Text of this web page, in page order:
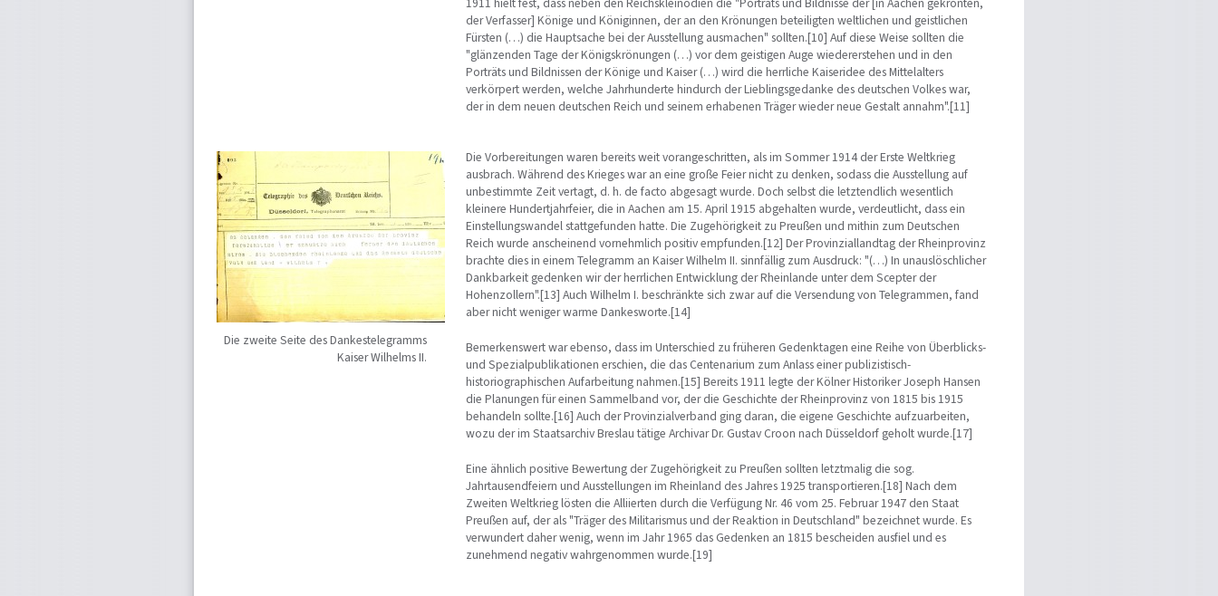
der Verfasser] Könige und Königinnen, der an den Krönungen beteiligten weltlichen und geistlichen
Fürsten (…) die Hauptsache bei der Ausstellung ausmachen" sollten.[10] Auf diese Weise sollten die
"glänzenden Tage der Königskrönungen (…) vor dem geistigen Auge wiedererstehen und in den
Porträts und Bildnissen der Könige und Kaiser (…) wird die herrliche Kaiseridee des Mittelalters
verkörpert werden, welche Jahrhunderte hindurch der Lieblingsgedanke des deutschen Volkes war,
der in dem neuen deutschen Reich und seinem erhabenen Träger wieder neue Gestalt annahm".[11]
Die zweite Seite des Dankestelegramms
Kaiser Wilhelms II.
Die Vorbereitungen waren bereits weit vorangeschritten, als im Sommer 1914 der Erste Weltkrieg
ausbrach. Während des Krieges war an eine große Feier nicht zu denken, sodass die Ausstellung auf
unbestimmte Zeit vertagt, d. h. de facto abgesagt wurde. Doch selbst die letztendlich wesentlich
kleinere Hundertjahrfeier, die in Aachen am 15. April 1915 abgehalten wurde, verdeutlicht, dass ein
Einstellungswandel stattgefunden hatte. Die Zugehörigkeit zu Preußen und mithin zum Deutschen
Reich wurde anscheinend vornehmlich positiv empfunden.[12] Der Provinziallandtag der Rheinprovinz
brachte dies in einem Telegramm an Kaiser Wilhelm II. sinnfällig zum Ausdruck: "(…) In unauslöschlicher
Dankbarkeit gedenken wir der herrlichen Entwicklung der Rheinlande unter dem Scepter der
Hohenzollern".[13] Auch Wilhelm I. beschränkte sich zwar auf die Versendung von Telegrammen, fand
aber nicht weniger warme Dankesworte.[14]
Bemerkenswert war ebenso, dass im Unterschied zu früheren Gedenktagen eine Reihe von Überblicks-
und Spezialpublikationen erschien, die das Centenarium zum Anlass einer publizistisch-
historiographischen Aufarbeitung nahmen.[15] Bereits 1911 legte der Kölner Historiker Joseph Hansen
die Planungen für einen Sammelband vor, der die Geschichte der Rheinprovinz von 1815 bis 1915
behandeln sollte.[16] Auch der Provinzialverband ging daran, die eigene Geschichte aufzuarbeiten,
wozu der im Staatsarchiv Breslau tätige Archivar Dr. Gustav Croon nach Düsseldorf geholt wurde.[17]
Eine ähnlich positive Bewertung der Zugehörigkeit zu Preußen sollten letztmalig die sog.
Jahrtausendfeiern und Ausstellungen im Rheinland des Jahres 1925 transportieren.[18] Nach dem
Zweiten Weltkrieg lösten die Alliierten durch die Verfügung Nr. 46 vom 25. Februar 1947 den Staat
Preußen auf, der als "Träger des Militarismus und der Reaktion in Deutschland" bezeichnet wurde. Es
verwundert daher wenig, wenn im Jahr 1965 das Gedenken an 1815 bescheiden ausfiel und es
zunehmend negativ wahrgenommen wurde.[19]